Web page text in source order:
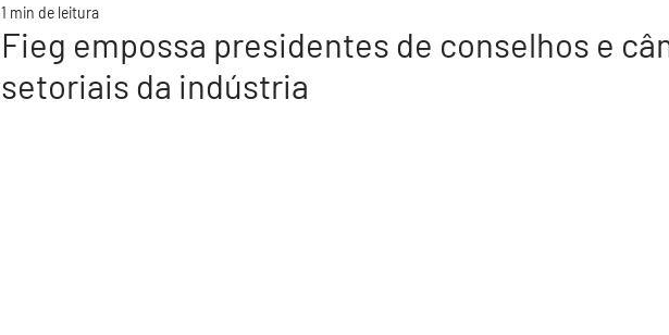
Fieg empossa presidentes de conselhos e
setoriais da indústria
1 min de leitura